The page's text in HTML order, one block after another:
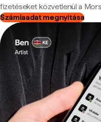
fizetéseket közvetlenül a
Számlaadat megnyitása